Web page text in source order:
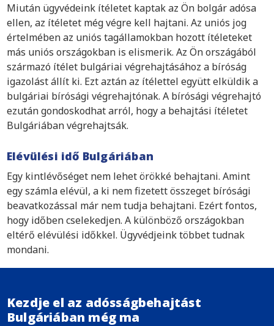
Miután ügyvédeink ítéletet kaptak az Ön bolgár adósa
ellen, az ítéletet még végre kell hajtani. Az uniós jog
értelmében az uniós tagállamokban hozott ítéleteket
más uniós országokban is elismerik. Az Ön országából
származó ítélet bulgáriai végrehajtásához a bíróság
igazolást állít ki. Ezt aztán az ítélettel együtt elküldik a
bulgáriai bírósági végrehajtónak. A bírósági végrehajtó
ezután gondoskodhat arról, hogy a behajtási ítéletet
Bulgáriában végrehajtsák.
Elévülési idő Bulgáriában
Egy kintlévőséget nem lehet örökké behajtani. Amint
egy számla elévül, a ki nem fizetett összeget bírósági
beavatkozással már nem tudja behajtani. Ezért fontos,
hogy időben cselekedjen. A különböző országokban
eltérő elévülési időkkel. Ügyvédjeink többet tudnak
mondani.
Kezdje el az adósságbehajtást
Bulgáriában még ma